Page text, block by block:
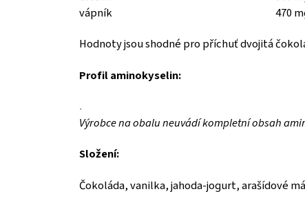
vápník
470
Hodnoty jsou shodné pro příchuť dvojitá
Profil aminokyselin:
.
Výrobce na obalu neuvádí kompletní obsah
Složení:
Čokoláda, vanilka, jahoda-jogurt, arašídové